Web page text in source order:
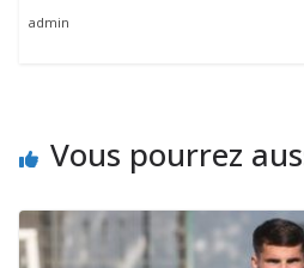
admin
Vous pourrez